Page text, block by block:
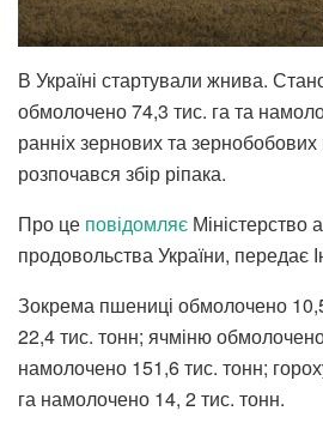
В Україні стартували жнива.
обмолочено 74,3 тис. га та
ранніх зернових та
розпочався збір ріпака.
Про це повідомляє Міністерство
продовольства України, передає
Зокрема пшениці обмолочено
22,4 тис. тонн; ячміню
намолочено 151,6 тис. тонн;
га намолочено 14, 2 тис. тонн.